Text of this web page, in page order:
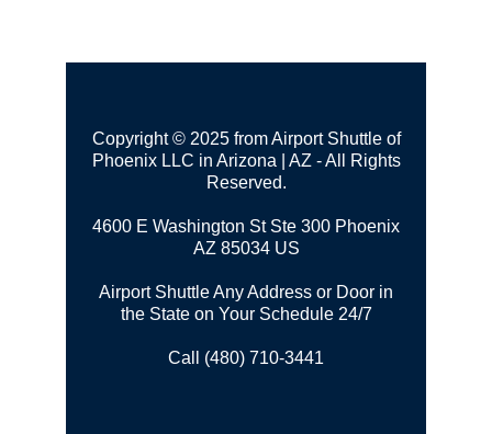
Copyright © 2025 from Airport Shuttle of
Phoenix LLC in Arizona | AZ - All Rights
Reserved.
4600 E Washington St Ste 300 Phoenix
AZ 85034 US
Airport Shuttle Any Address or Door in
the State on Your Schedule 24/7
Call (480) 710-3441